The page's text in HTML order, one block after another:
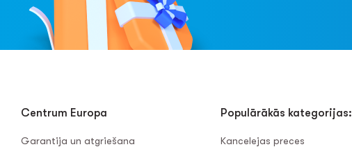
Centrum Europa
Garantija un atgriešana
Populārākās kategorijas:
Kancelejas preces